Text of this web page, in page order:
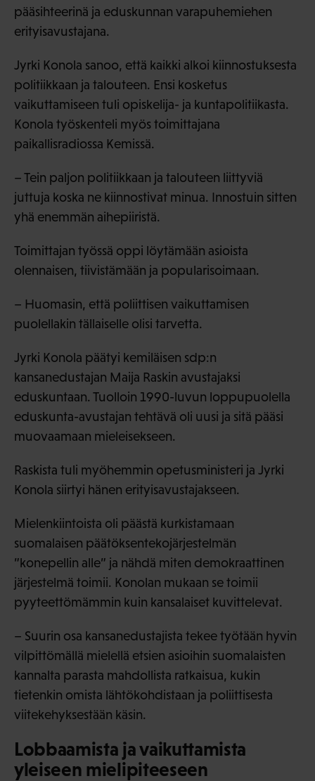
pääsihteerinä ja eduskunnan varapuhemiehen
erityisavustajana.
Jyrki Konola sanoo, että kaikki alkoi kiinnostuksesta
politiikkaan ja talouteen. Ensi kosketus
vaikuttamiseen tuli opiskelija- ja kuntapolitiikasta.
Konola työskenteli myös toimittajana
paikallisradiossa Kemissä.
– Tein paljon politiikkaan ja talouteen liittyviä
juttuja koska ne kiinnostivat minua. Innostuin sitten
yhä enemmän aihepiiristä.
Toimittajan työssä oppi löytämään asioista
olennaisen, tiivistämään ja popularisoimaan.
– Huomasin, että poliittisen vaikuttamisen
puolellakin tällaiselle olisi tarvetta.
Jyrki Konola päätyi kemiläisen sdp:n
kansanedustajan Maija Raskin avustajaksi
eduskuntaan. Tuolloin 1990-luvun loppupuolella
eduskunta-avustajan tehtävä oli uusi ja sitä pääsi
muovaamaan mieleisekseen.
Raskista tuli myöhemmin opetusministeri ja Jyrki
Konola siirtyi hänen erityisavustajakseen.
Mielenkiintoista oli päästä kurkistamaan
suomalaisen päätöksentekojärjestelmän
”konepellin alle” ja nähdä miten demokraattinen
järjestelmä toimii. Konolan mukaan se toimii
pyyteettömämmin kuin kansalaiset kuvittelevat.
– Suurin osa kansanedustajista tekee työtään hyvin
vilpittömällä mielellä etsien asioihin suomalaisten
kannalta parasta mahdollista ratkaisua, kukin
tietenkin omista lähtökohdistaan ja poliittisesta
viitekehyksestään käsin.
Lobbaamista ja vaikuttamista
yleiseen mielipiteeseen